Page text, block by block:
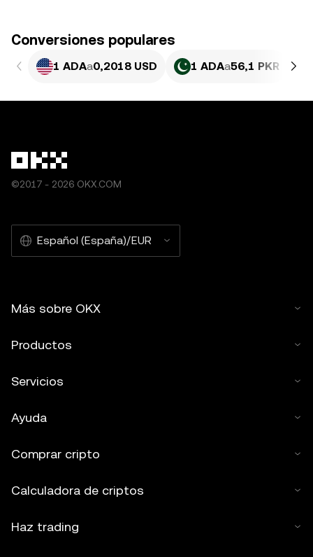
Conversiones populares
1 ADAa0,2018 USD 1 ADAa56,1 PKR
©2017 - 2026 OKX.COM
Español (España)/EUR
Más sobre OKX
Productos
Servicios
Ayuda
Comprar cripto
Calculadora de criptos
Haz trading